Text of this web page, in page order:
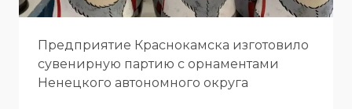
Предприятие Краснокамска изготовило
сувенирную партию с орнаментами
Ненецкого автономного округа